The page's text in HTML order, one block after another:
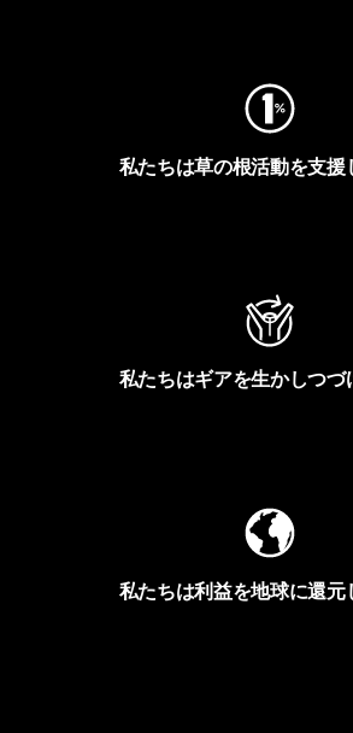
私たちは草の根活動を支援
私たちはギアを生かしつづ
私たちは利益を地球に還元